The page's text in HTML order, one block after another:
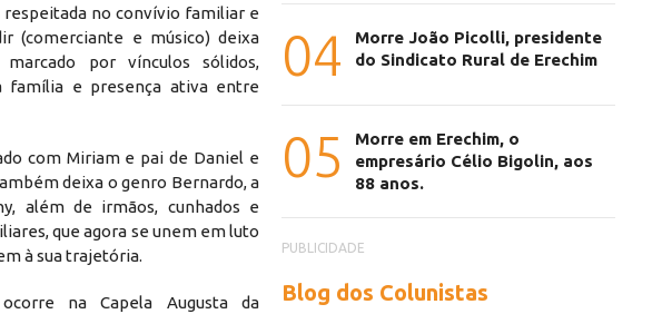
respeitada no convívio familiar e
(comerciante e músico) deixa
por vínculos sólidos,
família e presença ativa entre
com Miriam e pai de Daniel e
deixa o genro Bernardo, a
além de irmãos, cunhados e
que agora se unem em luto
à sua trajetória.
na Capela Augusta da
04
Morre João Picolli, presidente
do Sindicato Rural de Erechim
05
Morre em Erechim, o
empresário Célio Bigolin, aos
88 anos.
PUBLICIDADE
Blog dos Colunistas